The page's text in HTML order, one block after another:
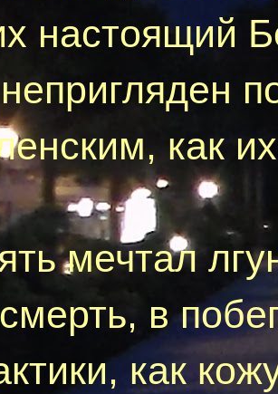
настоящий
непригляден
как
мечтал
в
как